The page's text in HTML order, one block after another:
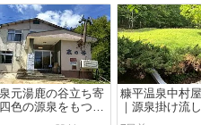
元湯鹿の谷立ち寄
色の源泉をもつ秘
秘湯中の秘湯
糠平温泉中村
｜源泉掛け流
ダンさの両立